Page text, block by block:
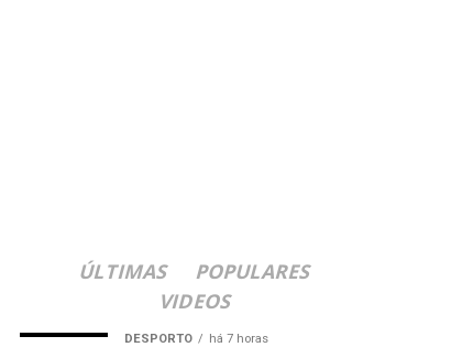
ÚLTIMAS
POPULARES
VIDEOS
DESPORTO há 7 horas